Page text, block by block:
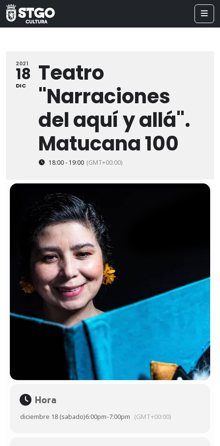
2021
18
DIC
Teatro
"Narraciones
del aquí y allá".
Matucana 100
18:00 - 19:00 (GMT+00:00)
Hora
diciembre 18 (sabado)6:00pm-7:00pm (GMT+00:00)